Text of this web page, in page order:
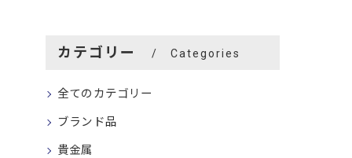
カテゴリー Categories
全てのカテゴリー
ブランド品
貴金属